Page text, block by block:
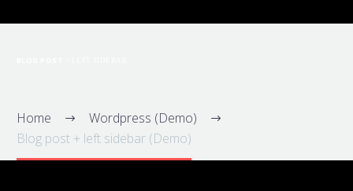
Home
Wordpress (Demo)
Blog post + left sidebar (Demo)